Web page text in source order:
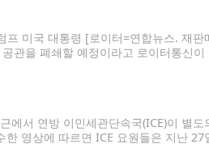
미국 대통령 [로이터=연합뉴스. 재판
관을 폐쇄할 예정이라고 로이터통신이
서 연방 이민세관단속국(ICE)이 별도
영상에 따르면 ICE 요원들은 지난 27